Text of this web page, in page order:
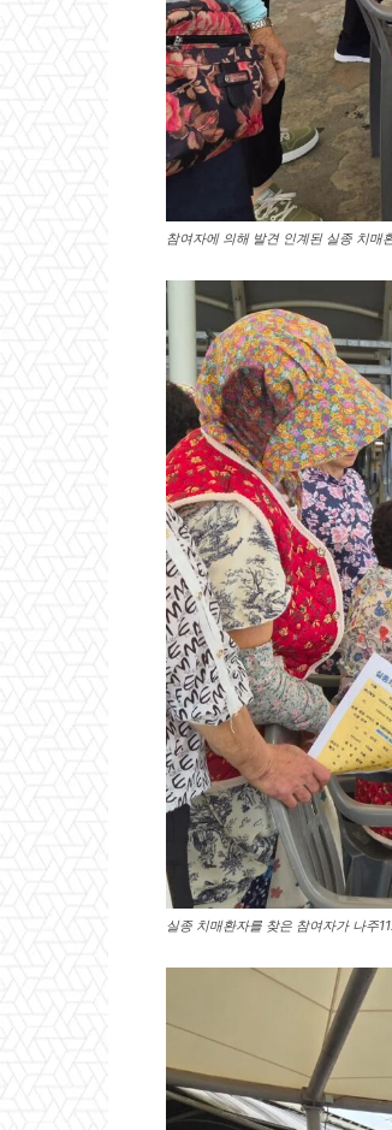
참여자에 의해 발견 인계된 실종 치매
실종 치매환자를 찾은 참여자가 나주